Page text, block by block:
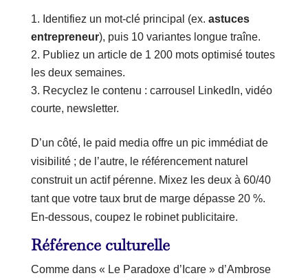
Identifiez un mot-clé principal (ex. astuces
entrepreneur), puis 10 variantes longue traîne.
Publiez un article de 1 200 mots optimisé toutes
les deux semaines.
Recyclez le contenu : carrousel LinkedIn, vidéo
courte, newsletter.
D’un côté, le paid media offre un pic immédiat de
visibilité ; de l’autre, le référencement naturel
construit un actif pérenne. Mixez les deux à 60/40
tant que votre taux brut de marge dépasse 20 %.
En-dessous, coupez le robinet publicitaire.
Référence culturelle
Comme dans « Le Paradoxe d’Icare » d’Ambrose